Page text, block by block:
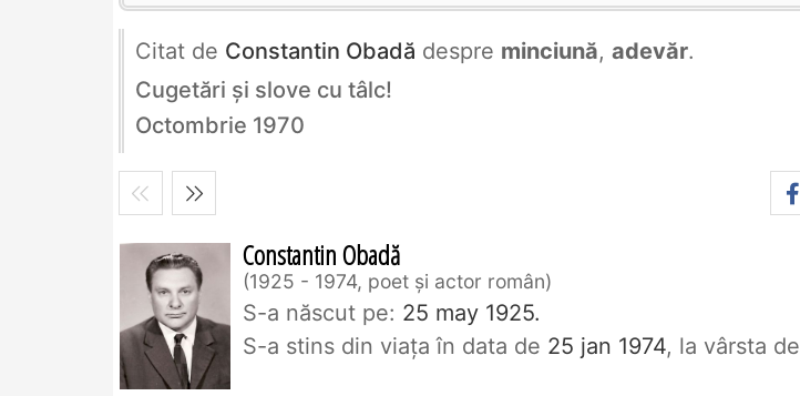
Citat de Constantin Obadă despre minciună, adevăr.
Cugetări și slove cu tâlc!
Octombrie 1970
Constantin Obadă
1925 - 1974, poet și actor român
S-a născut pe: 25 may 1925.
S-a stins din viaţa în data de 25 jan 1974, la vârsta de